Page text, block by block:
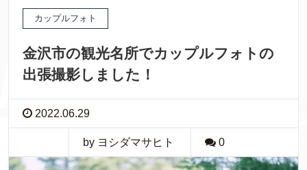
カップルフォト
金沢市の観光名所でカップルフォトの
出張撮影しました！
2022.06.29
by ヨシダマサヒト 0